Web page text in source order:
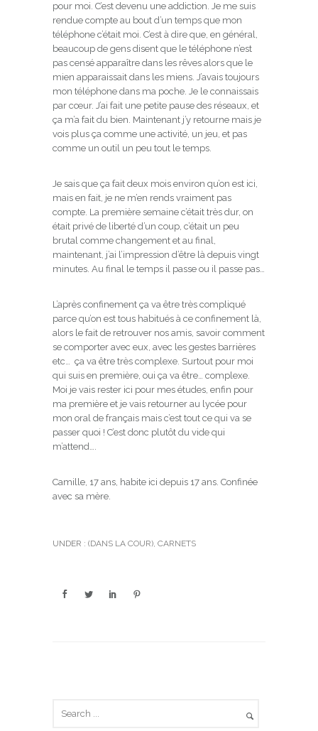
pour moi. C’est devenu une addiction. Je me suis
rendue compte au bout d’un temps que mon
téléphone c’était moi. C’est à dire que, en général,
beaucoup de gens disent que le téléphone n’est
pas censé apparaître dans les rêves alors que le
mien apparaissait dans les miens. J’avais toujours
mon téléphone dans ma poche. Je le connaissais
par cœur. J’ai fait une petite pause des réseaux, et
ça m’a fait du bien. Maintenant j’y retourne mais je
vois plus ça comme une activité, un jeu, et pas
comme un outil un peu tout le temps.
Je sais que ça fait deux mois environ qu’on est ici,
mais en fait, je ne m’en rends vraiment pas
compte. La première semaine c’était très dur, on
était privé de liberté d’un coup, c’était un peu
brutal comme changement et au final,
maintenant, j’ai l’impression d’être là depuis vingt
minutes. Au final le temps il passe ou il passe pas…
L’après confinement ça va être très compliqué
parce qu’on est tous habitués à ce confinement là,
alors le fait de retrouver nos amis, savoir comment
se comporter avec eux, avec les gestes barrières
etc… ça va être très complexe. Surtout pour moi
qui suis en première, oui ça va être… complexe.
Moi je vais rester ici pour mes études, enfin pour
ma première et je vais retourner au lycée pour
mon oral de français mais c’est tout ce qui va se
passer quoi ! C’est donc plutôt du vide qui
m’attend….
Camille, 17 ans, habite ici depuis 17 ans. Confinée
avec sa mère.
UNDER : (DANS LA COUR), CARNETS